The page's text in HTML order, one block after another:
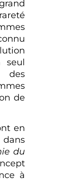
seul
des
de
en
du
à